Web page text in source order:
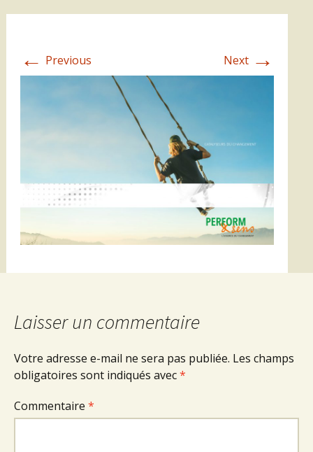
← Previous Next →
Laisser un commentaire
Votre adresse e-mail ne sera pas publiée. Les champs
obligatoires sont indiqués avec*
Commentaire *